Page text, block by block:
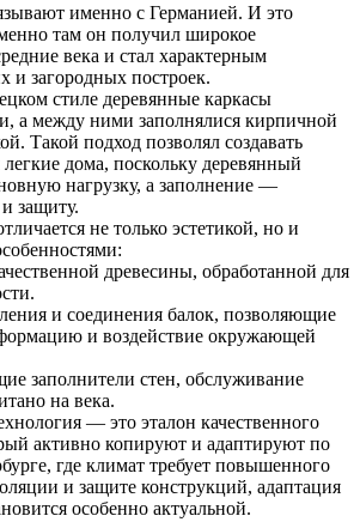
именно с Германией. И это
там он получил широкое
века и стал характерным
и загородных построек.
стиле деревянные каркасы
а между ними заполнялися кирпичной
Такой подход позволял создавать
дома, поскольку деревянный
нагрузку, а заполнение —
защиту.
не только эстетикой, но и
древесины, обработанной для
и соединения балок, позволяющие
и воздействие окружающей
заполнители стен, обслуживание
на века.
— это эталон качественного
активно копируют и адаптируют по
где климат требует повышенного
и защите конструкций, адаптация
особенно актуальной.